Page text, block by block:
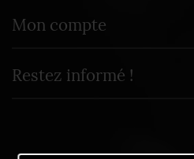
Mon compte
Restez informé !